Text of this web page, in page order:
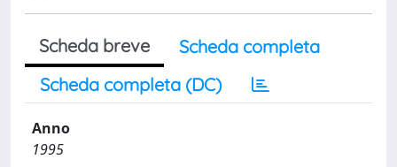
Scheda breve
Scheda completa
Scheda completa (DC)
Anno
1995